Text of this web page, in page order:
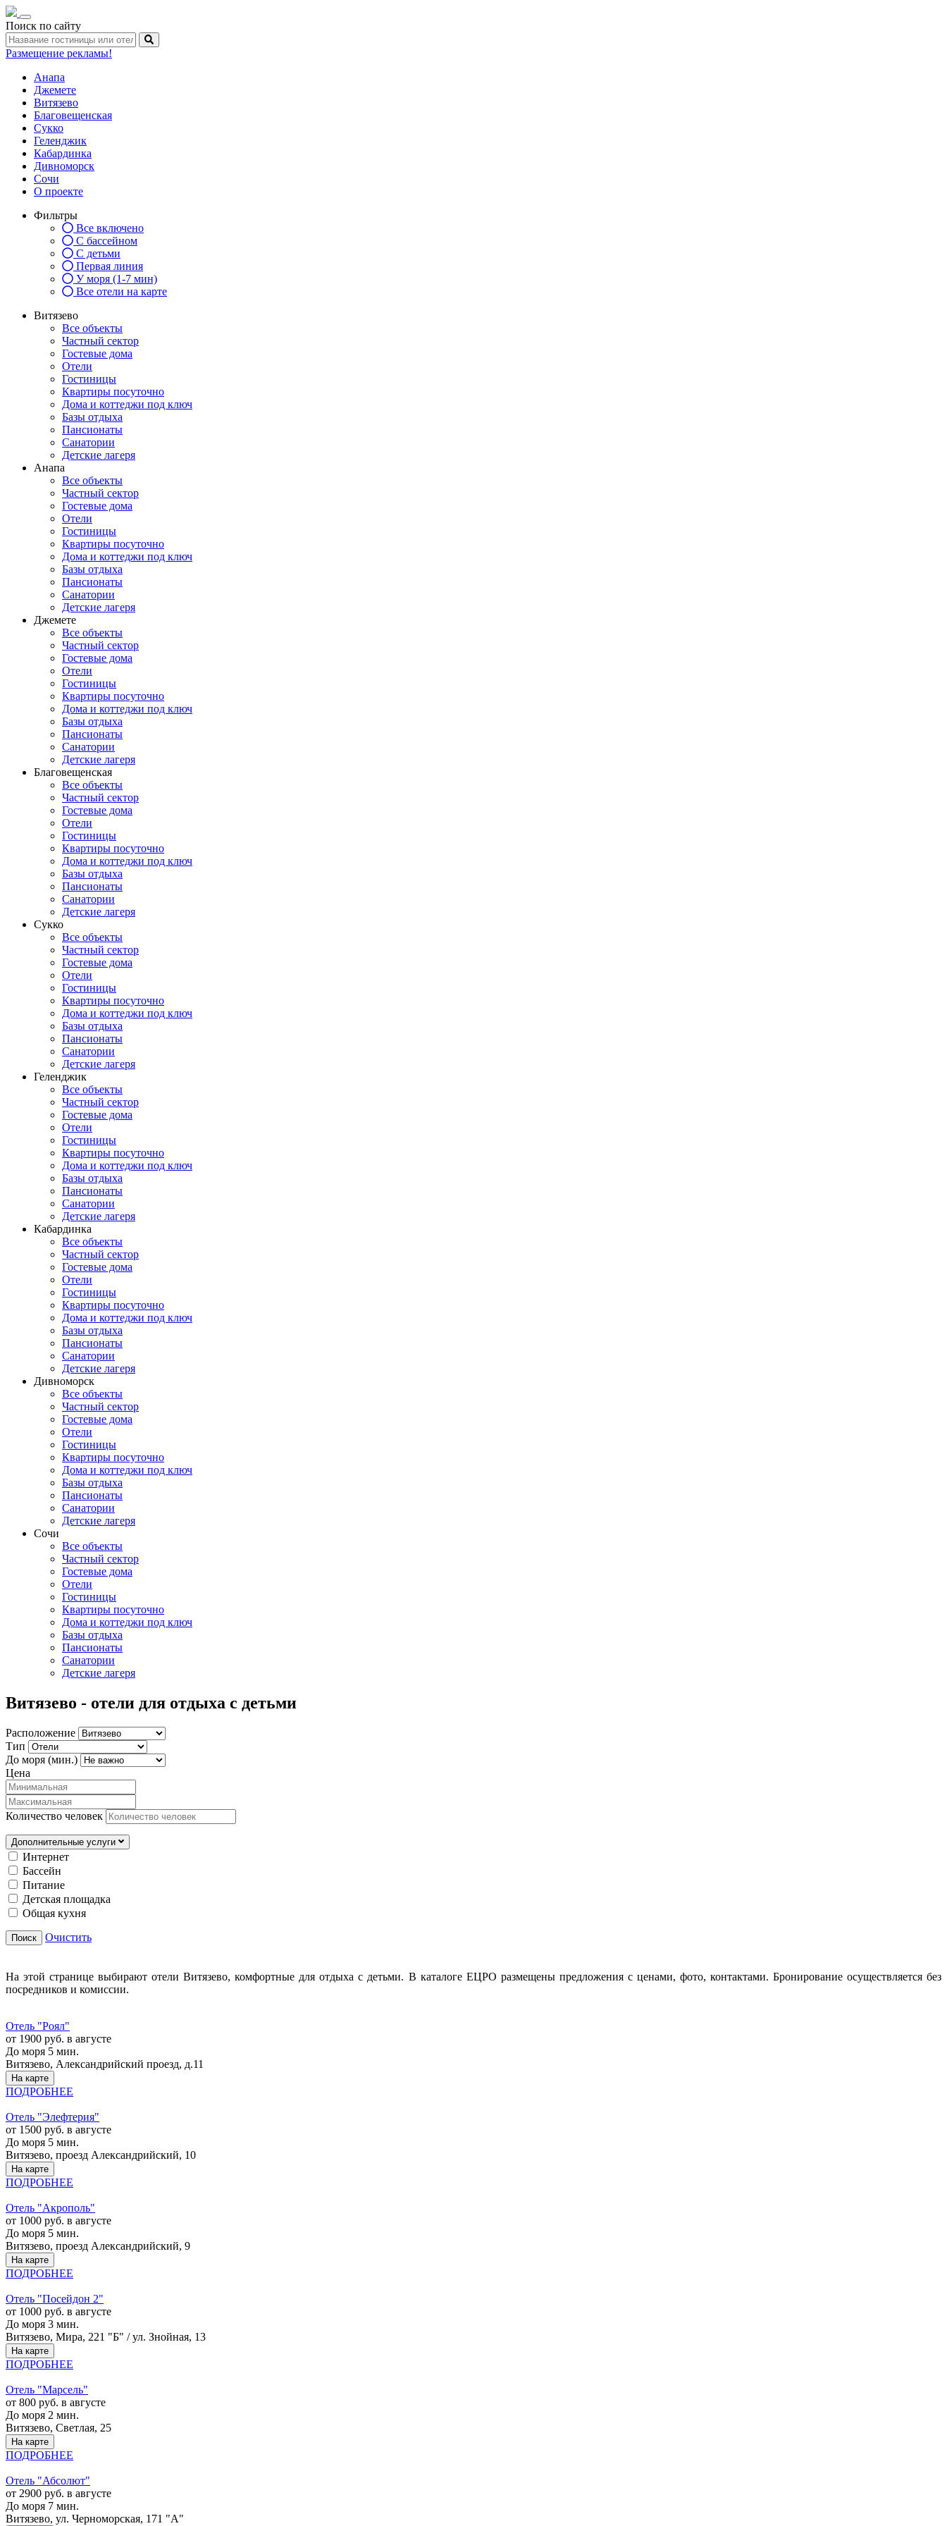
Toggle
navigation
Поиск по сайту
Размещение рекламы!
Анапа
Джемете
Витязево
Благовещенская
Сукко
Геленджик
Кабардинка
Дивноморск
Сочи
О проекте
Фильтры
Все включено
С бассейном
С детьми
Первая линия
У моря (1-7 мин)
Все отели на карте
Витязево
Все объекты
Частный сектор
Гостевые дома
Отели
Гостиницы
Квартиры посуточно
Дома и коттеджи под ключ
Базы отдыха
Пансионаты
Санатории
Детские лагеря
Анапа
Все объекты
Частный сектор
Гостевые дома
Отели
Гостиницы
Квартиры посуточно
Дома и коттеджи под ключ
Базы отдыха
Пансионаты
Санатории
Детские лагеря
Джемете
Все объекты
Частный сектор
Гостевые дома
Отели
Гостиницы
Квартиры посуточно
Дома и коттеджи под ключ
Базы отдыха
Пансионаты
Санатории
Детские лагеря
Благовещенская
Все объекты
Частный сектор
Гостевые дома
Отели
Гостиницы
Квартиры посуточно
Дома и коттеджи под ключ
Базы отдыха
Пансионаты
Санатории
Детские лагеря
Сукко
Все объекты
Частный сектор
Гостевые дома
Отели
Гостиницы
Квартиры посуточно
Дома и коттеджи под ключ
Базы отдыха
Пансионаты
Санатории
Детские лагеря
Геленджик
Все объекты
Частный сектор
Гостевые дома
Отели
Гостиницы
Квартиры посуточно
Дома и коттеджи под ключ
Базы отдыха
Пансионаты
Санатории
Детские лагеря
Кабардинка
Все объекты
Частный сектор
Гостевые дома
Отели
Гостиницы
Квартиры посуточно
Дома и коттеджи под ключ
Базы отдыха
Пансионаты
Санатории
Детские лагеря
Дивноморск
Все объекты
Частный сектор
Гостевые дома
Отели
Гостиницы
Квартиры посуточно
Дома и коттеджи под ключ
Базы отдыха
Пансионаты
Санатории
Детские лагеря
Сочи
Все объекты
Частный сектор
Гостевые дома
Отели
Гостиницы
Квартиры посуточно
Дома и коттеджи под ключ
Базы отдыха
Пансионаты
Санатории
Детские лагеря
Витязево - отели для отдыха с детьми
Расположение
Тип
До моря (мин.)
Цена
Количество человек
Дополнительные услуги
Интернет
Бассейн
Питание
Детская площадка
Общая кухня
Поиск Очистить
На этой странице выбирают отели Витязево, комфортные для отдыха с детьми. В каталоге ЕЦРО размещены предложения с ценами, фото, контактами. Бронирование осуществляется без
посредников и комиссии.
Отель "Роял"
от 1900 руб. в августе
До моря 5 мин.
Витязево, Александрийский проезд, д.11
На карте
ПОДРОБНЕЕ
Отель "Элефтерия"
от 1500 руб. в августе
До моря 5 мин.
Витязево, проезд Александрийский, 10
На карте
ПОДРОБНЕЕ
Отель "Акрополь"
от 1000 руб. в августе
До моря 5 мин.
Витязево, проезд Александрийский, 9
На карте
ПОДРОБНЕЕ
Отель "Посейдон 2"
от 1000 руб. в августе
До моря 3 мин.
Витязево, Мира, 221 "Б" / ул. Знойная, 13
На карте
ПОДРОБНЕЕ
Отель "Марсель"
от 800 руб. в августе
До моря 2 мин.
Витязево, Светлая, 25
На карте
ПОДРОБНЕЕ
Отель "Абсолют"
от 2900 руб. в августе
До моря 7 мин.
Витязево, ул. Черноморская, 171 "А"